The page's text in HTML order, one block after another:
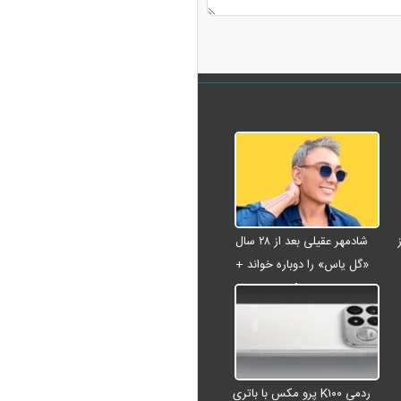
شادمهر عقیلی بعد از ۲۸ سال
«گل یاس» را دوباره خواند +
ویدئو
ردمی K۱۰۰ پرو مکس با باتری